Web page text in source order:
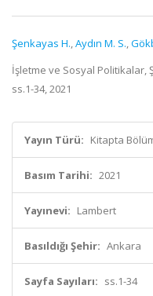
Şenkayas H.,Aydın M. S.,
İşletme ve Sosyal Politikalar,
ss.1-34, 2021
Yayın Türü: Kitapta
Basım Tarihi: 2021
Yayınevi: Lambert
Basıldığı Şehir: Ankara
Sayfa Sayıları: ss.1-34